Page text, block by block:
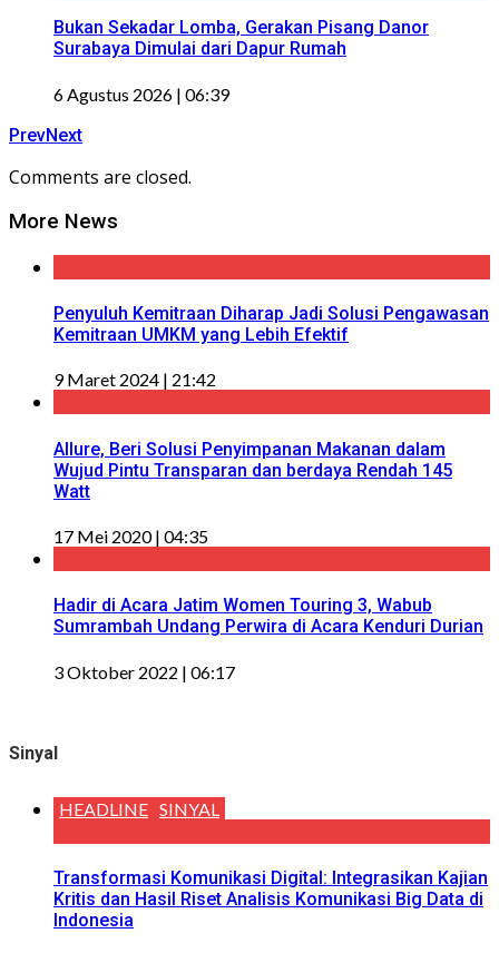
Bukan Sekadar Lomba, Gerakan Pisang Danor
Surabaya Dimulai dari Dapur Rumah
6 Agustus 2026 | 06:39
PrevNext
Comments are closed.
More News
Penyuluh Kemitraan Diharap Jadi Solusi Pengawasan
Kemitraan UMKM yang Lebih Efektif
9 Maret 2024 | 21:42
Allure, Beri Solusi Penyimpanan Makanan dalam
Wujud Pintu Transparan dan berdaya Rendah 145
Watt
17 Mei 2020 | 04:35
Hadir di Acara Jatim Women Touring 3, Wabub
Sumrambah Undang Perwira di Acara Kenduri Durian
3 Oktober 2022 | 06:17
Sinyal
HEADLINE SINYAL
Transformasi Komunikasi Digital: Integrasikan Kajian
Kritis dan Hasil Riset Analisis Komunikasi Big Data di
Indonesia